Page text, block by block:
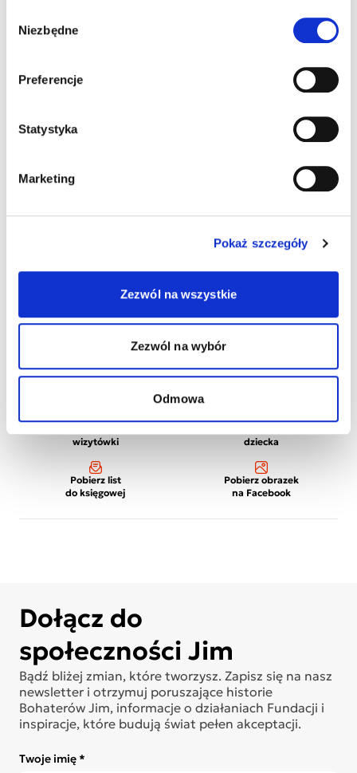
zgody
Niezbędne
Preferencje
Statystyka
Marketing
Pokaż szczegóły
Zezwól na wszystkie
Zezwól na wybór
Odmowa
wizytówki
dziecka
Pobierz list
do księgowej
Pobierz obrazek
na Facebook
Dołącz do
społeczności Jim
Bądź bliżej zmian, które tworzysz. Zapisz się na nasz
newsletter i otrzymuj poruszające historie
Bohaterów Jim, informacje o działaniach Fundacji i
inspiracje, które budują świat pełen akceptacji.
Twoje imię *